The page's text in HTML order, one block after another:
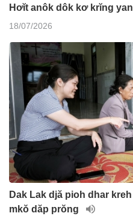
Hơĭt anôk dôk kơ krĭng
18/07/2026
Dak Lak djă pioh dhar
mkŏ dăp prŏng